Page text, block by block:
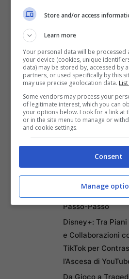
Articoli recenti
Come Fermare i
Passo-Passo
Disney+: Tra
e Collaborazioni
TikTok per
l’Ascesa di
Da Gioco a
Store and/or access
Learn more
Your personal data will be
your device (cookies, unique
data) may be stored by, accessed by
partners, or used specifically by this
may use precise geolocation data.
Some vendors may process your
of legitimate interest, which you can
your options below. Look for a link at
or in the site menu to manage or
and cookie settings.
Consent
Manage